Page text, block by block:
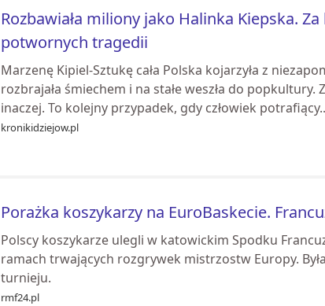
Rozbawiała miliony jako Halinka Kiepska.
potwornych tragedii
Marzenę Kipiel‑Sztukę cała Polska kojarzyła z
rozbrajała śmiechem i na stałe weszła do
inaczej. To kolejny przypadek, gdy człowiek
kronikidziejow.pl
Porażka koszykarzy na EuroBaskecie.
​Polscy koszykarze ulegli w katowickim Spodku
ramach trwających rozgrywek mistrzostw Europy.
turnieju.
rmf24.pl